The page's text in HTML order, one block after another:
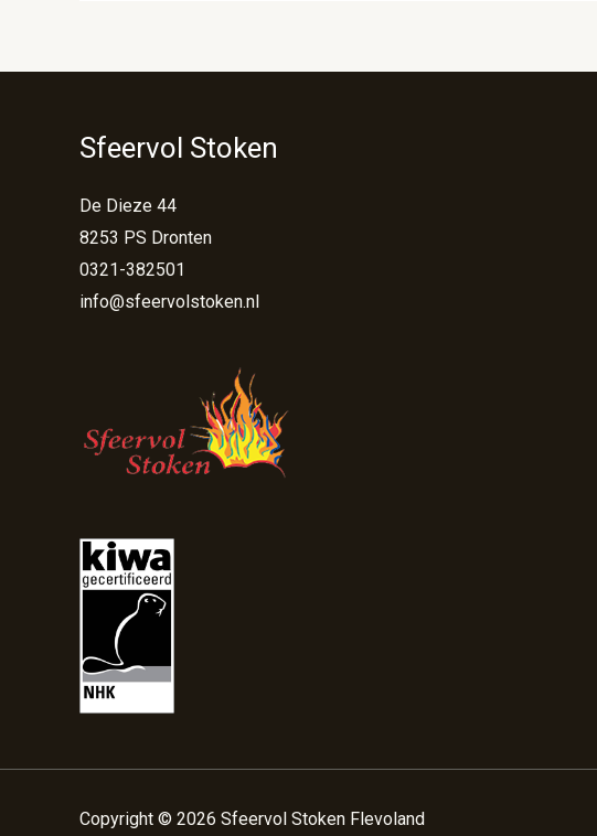
Sfeervol Stoken
De Dieze 44
8253 PS Dronten
0321-382501
info@sfeervolstoken.nl
Copyright © 2026 Sfeervol Stoken Flevoland